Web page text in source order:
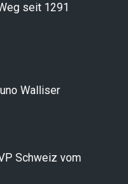
seit 1291
Walliser
Schweiz vom